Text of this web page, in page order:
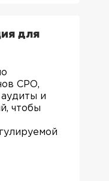
для
СРО,
и
чтобы